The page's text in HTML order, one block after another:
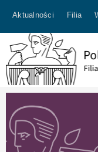
Aktualności Filia